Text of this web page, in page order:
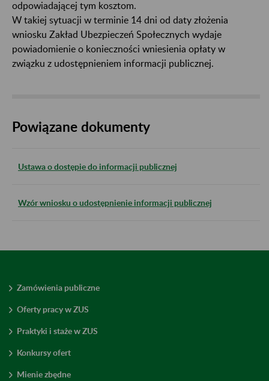
odpowiadającej tym kosztom.
W takiej sytuacji w terminie 14 dni od daty złożenia
wniosku Zakład Ubezpieczeń Społecznych wydaje
powiadomienie o konieczności wniesienia opłaty w
związku z udostępnieniem informacji publicznej.
Powiązane dokumenty
Ustawa o dostępie do informacji publicznej
Wzór wniosku o udostępnienie informacji publicznej
Zamówienia publiczne
Oferty pracy w ZUS
Praktyki i staże w ZUS
Konkursy ofert
Mienie zbędne